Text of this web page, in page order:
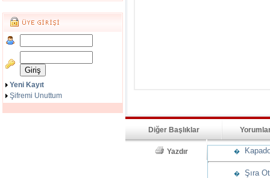
Yeni Kayıt
Şifremi Unuttum
Diğer Başlıklar
Yazdır �
� Şıra